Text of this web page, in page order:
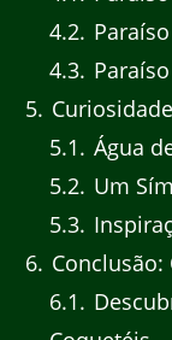
4.2
4.3
5
5.1
Água
5.2 Um
5.3
6 Conclusão:
6.1